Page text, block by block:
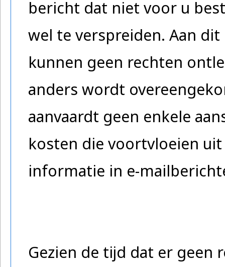
bericht dat niet voor u
wel te verspreiden. Aan
kunnen geen rechten
anders wordt
aanvaardt geen enkele
kosten die voortvloeien
informatie in e-
Gezien de tijd dat er geen